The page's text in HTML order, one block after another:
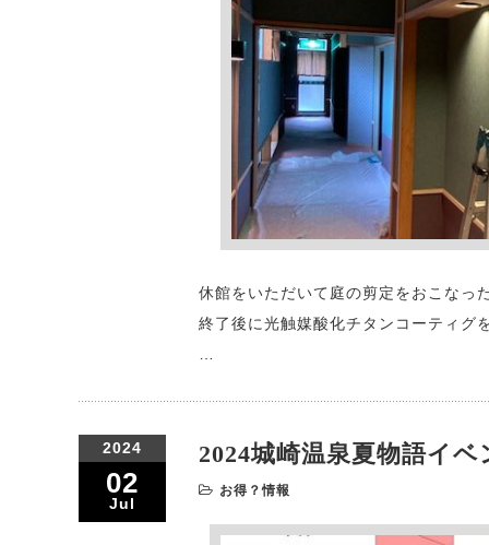
休館をいただいて庭の剪定をおこなっ
終了後に光触媒酸化チタンコーティグ
2024
02
Jul
2024城崎温泉夏物語イベ
お得？情報